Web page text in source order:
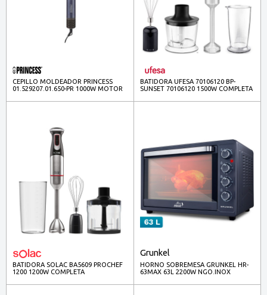
CEPILLO MOLDEADOR PRINCESS
01.529207.01.650-PR 1000W MOTOR
BATIDORA UFESA 70106120 BP-
SUNSET 70106120 1500W COMPLETA
BATIDORA SOLAC BA5609 PROCHEF
1200 1200W COMPLETA
Grunkel
HORNO SOBREMESA GRUNKEL HR-
63MAX 63L 2200W NGO.INOX